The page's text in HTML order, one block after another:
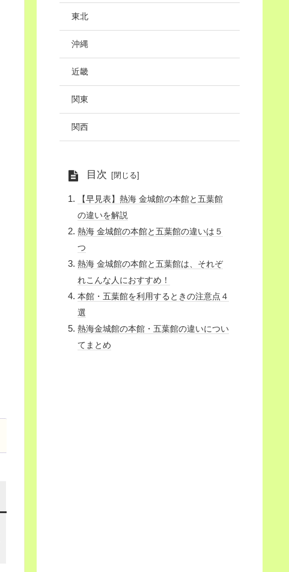
東北
沖縄
近畿
関東
関西
目次
【早見表】熱海 金城館の本館と五葉館
の違いを解説
熱海 金城館の本館と五葉館の違いは５
つ
熱海 金城館の本館と五葉館は、それぞ
れこんな人におすすめ！
本館・五葉館を利用するときの注意点４
選
熱海金城館の本館・五葉館の違いについ
てまとめ